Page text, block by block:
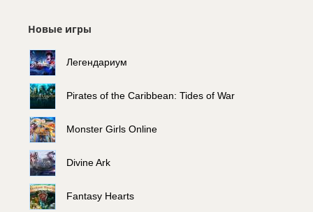
Новые игры
Легендариум
Pirates of the Caribbean: Tides of War
Monster Girls Online
Divine Ark
Fantasy Hearts